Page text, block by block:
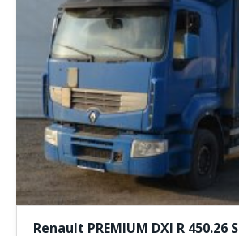
Renault PREMIUM DXI R 450.26 S